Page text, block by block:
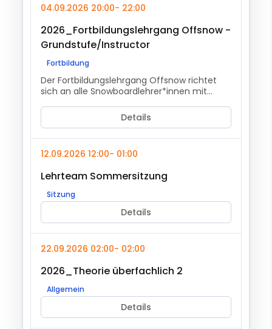
04.09.2026 20:00- 22:00
2026_Fortbildungslehrgang Offsnow -
Grundstufe/Instructor
Fortbildung
Der Fortbildungslehrgang Offsnow richtet
sich an alle Snowboardlehrer*innen mit
mit dem Offsnow-Kompass beschäftigen
möchten. Wir werd...
Details
12.09.2026 12:00- 01:00
Lehrteam Sommersitzung
Sitzung
Details
22.09.2026 02:00- 02:00
2026_Theorie überfachlich 2
Allgemein
Details